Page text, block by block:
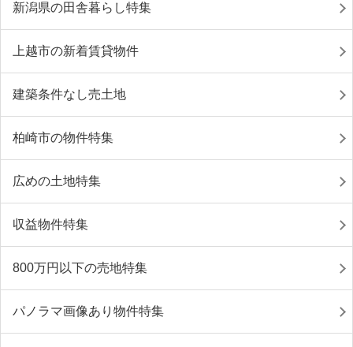
新潟県の田舎暮らし特集
上越市の新着賃貸物件
建築条件なし売土地
柏崎市の物件特集
広めの土地特集
収益物件特集
800万円以下の売地特集
パノラマ画像あり物件特集